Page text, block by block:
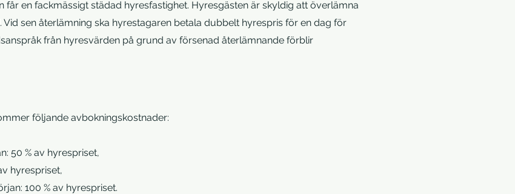
får en fackmässigt städad hyresfastighet. Hyresgästen är skyldig att överlämna
sen återlämning ska hyrestagaren betala dubbelt hyrespris för en dag för
från hyresvärden på grund av försenad återlämnande förblir
följande avbokningskostnader:
50 % av hyrespriset,
hyrespriset,
100 % av hyrespriset.